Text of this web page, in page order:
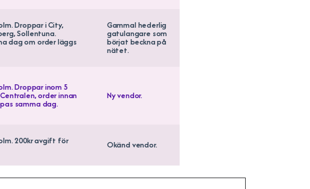
Droppar i City,
Sollentuna.
dag om order läggs
Gammal hederlig
gatulangare som
börjat beckna på
nätet.
Droppar inom 5
order innan
samma dag.
Ny vendor.
200kr avgift för Okänd vendor.